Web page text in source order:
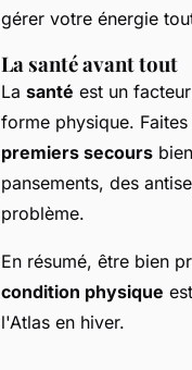
gérer votre énergie
La santé avant tout
La santé est un
forme physique. Faites
premiers secours
pansements, des
problème.
En résumé, être bien
condition physique
l'Atlas en hiver.